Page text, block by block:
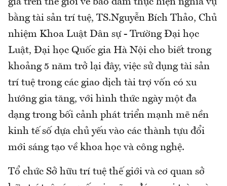
gia trên thế giới về bảo đảm thực hiện nghĩa vụ
bằng tài sản trí tuệ, TS.Nguyễn Bích Thảo, Chủ
nhiệm Khoa Luật Dân sự - Trường Đại học
Luật, Đại học Quốc gia Hà Nội cho biết trong
khoảng 5 năm trở lại đây, việc sử dụng tài sản
trí tuệ trong các giao dịch tài trợ vốn có xu
hướng gia tăng, với hình thức ngày một đa
dạng trong bối cảnh phát triển mạnh mẽ nền
kinh tế số dựa chủ yếu vào các thành tựu đổi
mới sáng tạo về khoa học và công nghệ.
Tổ chức Sở hữu trí tuệ thế giới và cơ quan sở